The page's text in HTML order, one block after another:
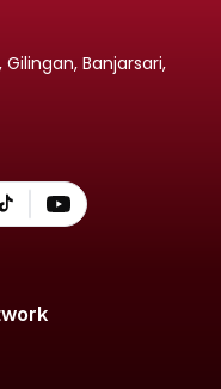
Banjarsari,